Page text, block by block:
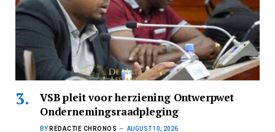
VSB pleit voor herziening Ontwerpwet
Ondernemingsraadpleging
BY REDACTIE CHRONOS AUGUST 10, 2026